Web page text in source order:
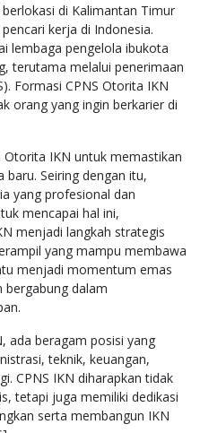
di Kalimantan Timur
kerja di Indonesia.
lembaga pengelola ibukota
terutama melalui penerimaan
Formasi CPNS Otorita IKN
orang yang ingin berkarier di
IKN untuk memastikan
baru. Seiring dengan itu,
yang profesional dan
mencapai hal ini,
menjadi langkah strategis
yang mampu membawa
menjadi momentum emas
bergabung dalam
ada beragam posisi yang
teknik, keuangan,
CPNS IKN diharapkan tidak
tetapi juga memiliki dedikasi
serta membangun IKN